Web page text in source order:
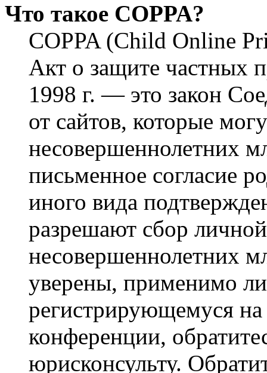
Что такое COPPA?
COPPA (Child Online
Акт о защите частных
1998 г. — это закон
от сайтов, которые
несовершеннолетних
письменное согласие
иного вида
разрешают сбор
несовершеннолетних
уверены, применимо
регистрирующемуся
конференции,
юрисконсульту.